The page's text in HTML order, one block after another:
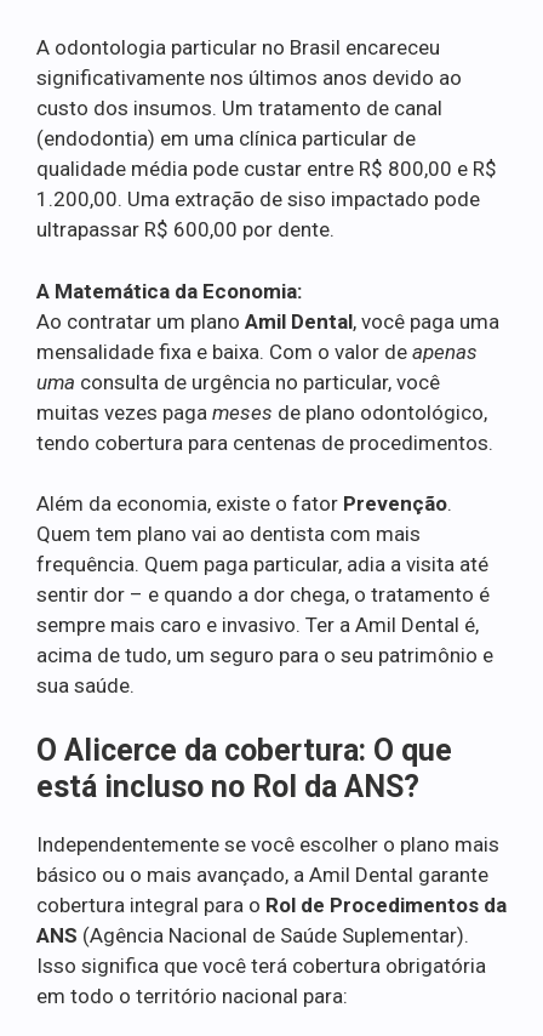
A odontologia particular no Brasil encareceu
significativamente nos últimos anos devido ao
custo dos insumos. Um tratamento de canal
(endodontia) em uma clínica particular de
qualidade média pode custar entre R$ 800,00 e R$
1.200,00. Uma extração de siso impactado pode
ultrapassar R$ 600,00 por dente.
A Matemática da Economia:
Ao contratar um plano Amil Dental, você paga uma
mensalidade fixa e baixa. Com o valor de apenas
uma consulta de urgência no particular, você
muitas vezes paga meses de plano odontológico,
tendo cobertura para centenas de procedimentos.
Além da economia, existe o fator Prevenção.
Quem tem plano vai ao dentista com mais
frequência. Quem paga particular, adia a visita até
sentir dor – e quando a dor chega, o tratamento é
sempre mais caro e invasivo. Ter a Amil Dental é,
acima de tudo, um seguro para o seu patrimônio e
sua saúde.
O Alicerce da cobertura: O que
está incluso no Rol da ANS?
Independentemente se você escolher o plano mais
básico ou o mais avançado, a Amil Dental garante
cobertura integral para o Rol de Procedimentos da
ANS (Agência Nacional de Saúde Suplementar).
Isso significa que você terá cobertura obrigatória
em todo o território nacional para: